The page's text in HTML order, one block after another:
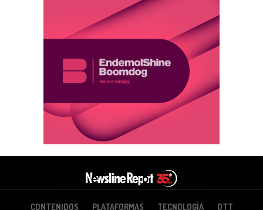
CONTENIDOS PLATAFORMAS TECNOLOGÍA OTT